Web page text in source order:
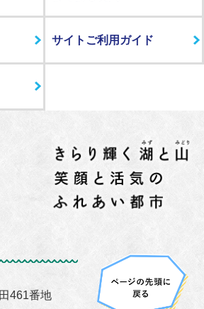
サイトご利用ガイド
461番地